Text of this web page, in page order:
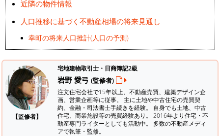
近隣の物件情報
人口推移に基づく不動産相場の将来見通し
幸町の将来人口推計(人口の予測)
【監修者】
宅地建物取引士・日商簿記2級
岩野 愛弓 (監修者)
注文住宅会社で15年以上、不動産売買、建築デザイン企
画、営業企画等に従事。 主に土地や中古住宅の売買契
約、金融・司法書士手続きを経験。 自身でも土地、中古
住宅、商業施設等の売買経験あり。 2016年より住宅・不
動産専門ライターとしても活動中。 多数の不動産メディ
アで執筆・監修。